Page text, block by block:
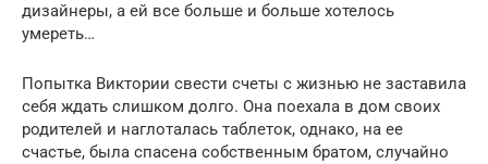
дизайнеры, а ей все больше и больше хотелось
умереть…
Попытка Виктории свести счеты с жизнью не заставила
себя ждать слишком долго. Она поехала в дом своих
родителей и наглоталась таблеток, однако, на ее
счастье, была спасена собственным братом, случайно